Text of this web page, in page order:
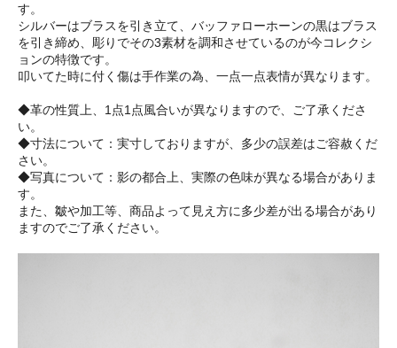
す。
シルバーはブラスを引き立て、バッファローホーンの黒はブラス
を引き締め、彫りでその3素材を調和させているのが今コレクシ
ョンの特徴です。
叩いてた時に付く傷は手作業の為、一点一点表情が異なります。
◆革の性質上、1点1点風合いが異なりますので、ご了承くださ
い。
◆寸法について：実寸しておりますが、多少の誤差はご容赦くだ
さい。
◆写真について：影の都合上、実際の色味が異なる場合がありま
す。
また、皺や加工等、商品よって見え方に多少差が出る場合があり
ますのでご了承ください。